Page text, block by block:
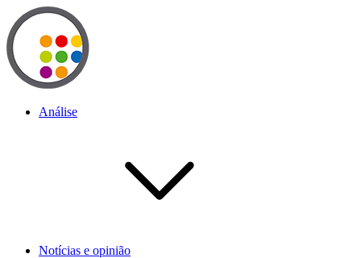
Análise
Notícias e opinião